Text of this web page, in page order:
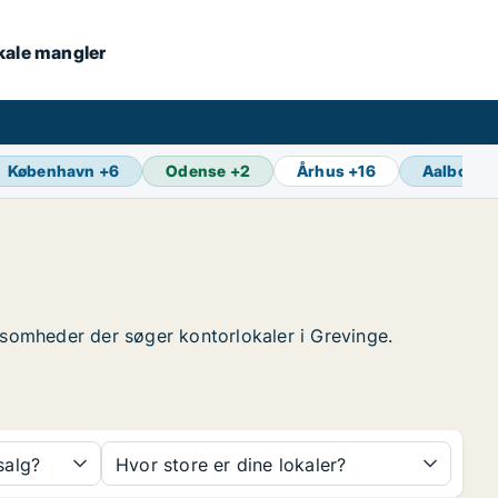
mangler
København +6 Odense +2 Århus +16 Aalborg
der søger kontorlokaler i Grevinge.
Hvor store er dine lokaler?